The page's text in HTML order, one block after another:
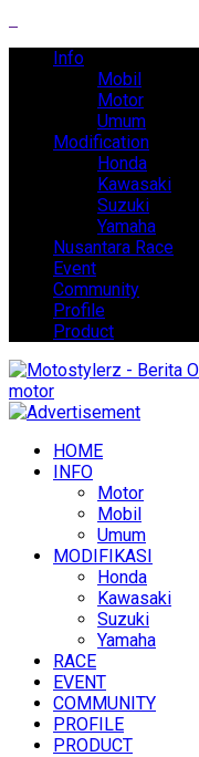
Info
Mobil
Motor
Umum
Modification
Honda
Kawasaki
Suzuki
Yamaha
Nusantara Race
Event
Community
Profile
Product
HOME
INFO
Motor
Mobil
Umum
MODIFIKASI
Honda
Kawasaki
Suzuki
Yamaha
RACE
EVENT
COMMUNITY
PROFILE
PRODUCT